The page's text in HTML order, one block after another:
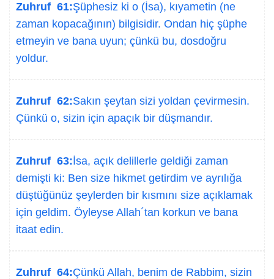
Zuhruf 61:Şüphesiz ki o (İsa), kıyametin (ne
zaman kopacağının) bilgisidir. Ondan hiç şüphe
etmeyin ve bana uyun; çünkü bu, dosdoğru
yoldur.
Zuhruf 62:Sakın şeytan sizi yoldan çevirmesin.
Çünkü o, sizin için apaçık bir düşmandır.
Zuhruf 63:İsa, açık delillerle geldiği zaman
demişti ki: Ben size hikmet getirdim ve ayrılığa
düştüğünüz şeylerden bir kısmını size açıklamak
için geldim. Öyleyse Allah´tan korkun ve bana
itaat edin.
Zuhruf 64:Çünkü Allah, benim de Rabbim, sizin